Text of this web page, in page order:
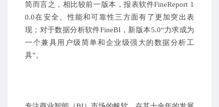
简而言之，相比较前一版本，报表软件FineReport 1
0.0在安全、性能和可靠性三方面有了更加突出表
现；对于数据分析软件FineBI，新版本5.0“力求成为
一个兼具用户级简单和企业级强大的数据分析工
具”。